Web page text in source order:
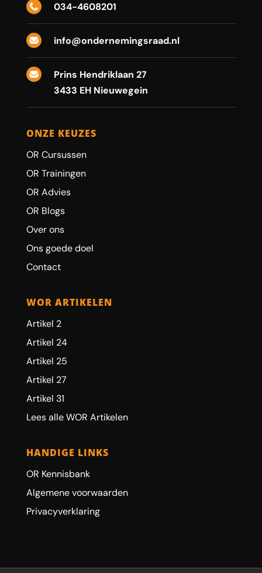
 034-4608201
 info@ondernemingsraad.nl

Prins Hendriklaan 27
3433 EH Nieuwegein
ONZE KEUZES
OR Cursussen
OR Trainingen
OR Advies
OR Blogs
Over ons
Ons goede doel
Contact
WOR ARTIKELEN
Artikel 2
Artikel 24
Artikel 25
Artikel 27
Artikel 31
Lees alle WOR Artikelen
HANDIGE LINKS
OR Kennisbank
Algemene voorwaarden
Privacyverklaring